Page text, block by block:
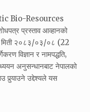
Bio-Resources
प्रस्ताव आव्हानको
२०८३/०३/०८ (22
विज्ञान र नामपद्धति‚
अनुसन्धानबाट नेपालको
पुर्‍याउने उद्देश्यले यस